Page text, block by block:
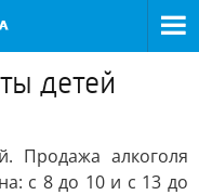
детей
Продажа алкоголя
с 8 до 10 и с 13 до